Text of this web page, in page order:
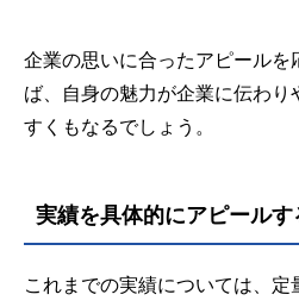
企業の思いに合ったアピールを
ば、自身の魅力が企業に伝わ
すくもなるでしょう。
実績を具体的にアピールす
これまでの実績については、定